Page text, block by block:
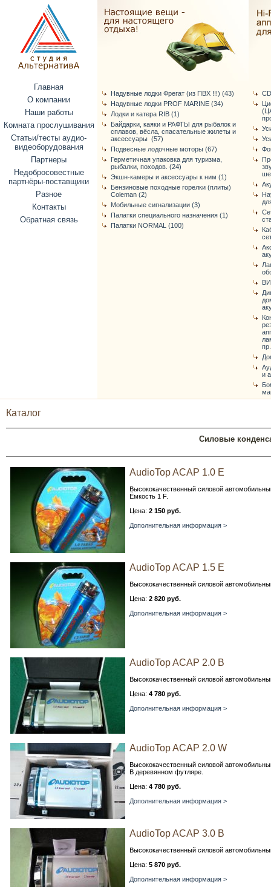
Главная
О компании
Наши работы
Комната прослушивания
Статьи/тесты аудио-
видеоборудования
Партнеры
Недобросовестные
партнёры-поставщики
Разное
Контакты
Обратная связь
Надувные лодки Фрегат (из ПВХ !!!) (43)
Надувные лодки PROF MARINE (34)
Лодки и катера RIB (1)
Байдарки, каяки и РАФТЫ для рыбалок и
сплавов, вёсла, спасательные жилеты и
аксессуары (57)
Подвесные лодочные моторы (67)
Герметичная упаковка для туризма,
рыбалки, походов. (24)
Экшн-камеры и аксессуары к ним (1)
Бензиновые походные горелки (плиты)
Coleman (2)
Мобильные сигнализации (3)
Палатки специального назначения (1)
Палатки NORMAL (100)
и
Каталог
Силовые
AudioTop ACAP 1.0 E
Высококачественный силовой
Ёмкость 1 F.
Цена: 2 150 руб.
Дополнительная информация >
AudioTop ACAP 1.5 E
Высококачественный силовой
Цена: 2 820 руб.
Дополнительная информация >
AudioTop ACAP 2.0 В
Высококачественный силовой
Цена: 4 780 руб.
Дополнительная информация >
AudioTop ACAP 2.0 W
Высококачественный силовой
В деревянном футляре.
Цена: 4 780 руб.
Дополнительная информация >
AudioTop ACAP 3.0 В
Высококачественный силовой
Цена: 5 870 руб.
Дополнительная информация >